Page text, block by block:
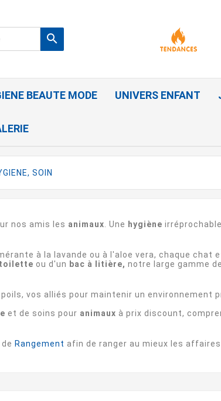

BEAUTE MODE UNIVERS ENFANT
SOIN
nos amis les animaux . Une hygiène
à la lavande ou à l'aloe vera, chaque chat
toilette ou d'un bac à litière, notre large gamme de
vos alliés pour maintenir un environnement
et de soins pour animaux à prix discount,
deRangement afin de ranger au mieux les